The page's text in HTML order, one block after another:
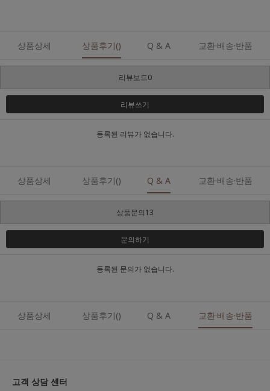
상품상세 상품후기() Q & A 교환·배송·반품
리뷰보드0
리뷰쓰기
등록된 리뷰가 없습니다.
상품상세 상품후기() Q & A 교환·배송·반품
상품문의13
문의하기
등록된 문의가 없습니다.
상품상세 상품후기() Q & A 교환·배송·반품
고객 상담 센터